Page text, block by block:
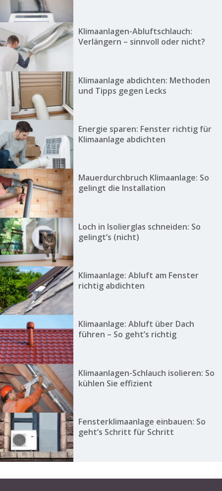
Klimaanlagen-Abluftschlauch:
Verlängern – sinnvoll oder nicht?
Klimaanlage abdichten: Methoden
und Tipps gegen Lecks
Energie sparen: Fenster richtig für
Klimaanlage abdichten
Mauerdurchbruch Klimaanlage: So
gelingt die Installation
Loch in Isolierglas schneiden: So
gelingt’s (nicht)
Klimaanlage: Abluft am Fenster
richtig abdichten
Klimaanlage: Abluft über Dach
führen – So geht’s richtig
Klimaanlagen-Schlauch isolieren: So
kühlen Sie effizient
Fensterklimaanlage einbauen: So
geht’s Schritt für Schritt